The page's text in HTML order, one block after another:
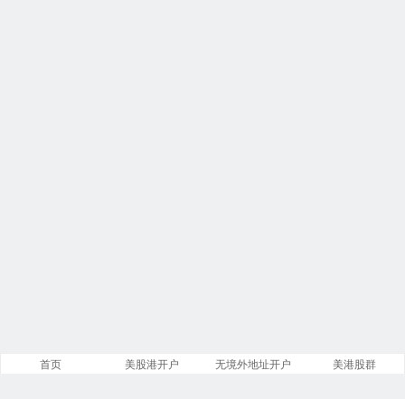
首页 美股港开户 无境外地址开户 美港股群